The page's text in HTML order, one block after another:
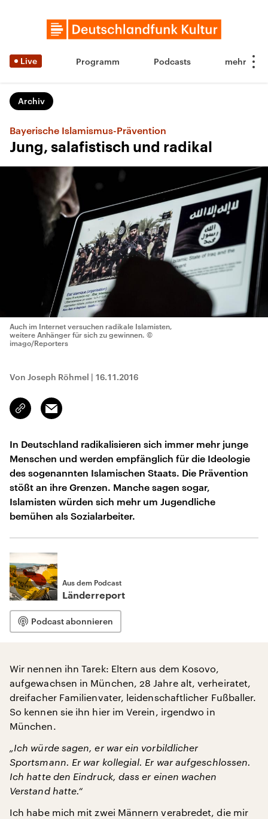
Live Programm Podcasts
Archiv
Bayerische Islamismus-Prävention
Jung, salafistisch und radikal
Auch im Internet versuchen radikale Islamisten,
weitere Anhänger für sich zu gewinnen. ©
imago/Reporters
Von Joseph Röhmel | 16.11.2016
Link
kopieren/teilen
Email
In Deutschland radikalisieren sich immer mehr junge
Menschen und werden empfänglich für die Ideologie
des sogenannten Islamischen Staats. Die Prävention
stößt an ihre Grenzen. Manche sagen sogar,
Islamisten würden sich mehr um Jugendliche
bemühen als Sozialarbeiter.
Aus dem Podcast
Länderreport
Podcast abonnieren
Wir nennen ihn Tarek: Eltern aus dem Kosovo,
aufgewachsen in München, 28 Jahre alt, verheiratet,
dreifacher Familienvater, leidenschaftlicher Fußballer.
So kennen sie ihn hier im Verein, irgendwo in
München.
„Ich würde sagen, er war ein vorbildlicher
Sportsmann. Er war kollegial. Er war aufgeschlossen.
Ich hatte den Eindruck, dass er einen wachen
Verstand hatte.“
Ich habe mich mit zwei Männern verabredet, die mir